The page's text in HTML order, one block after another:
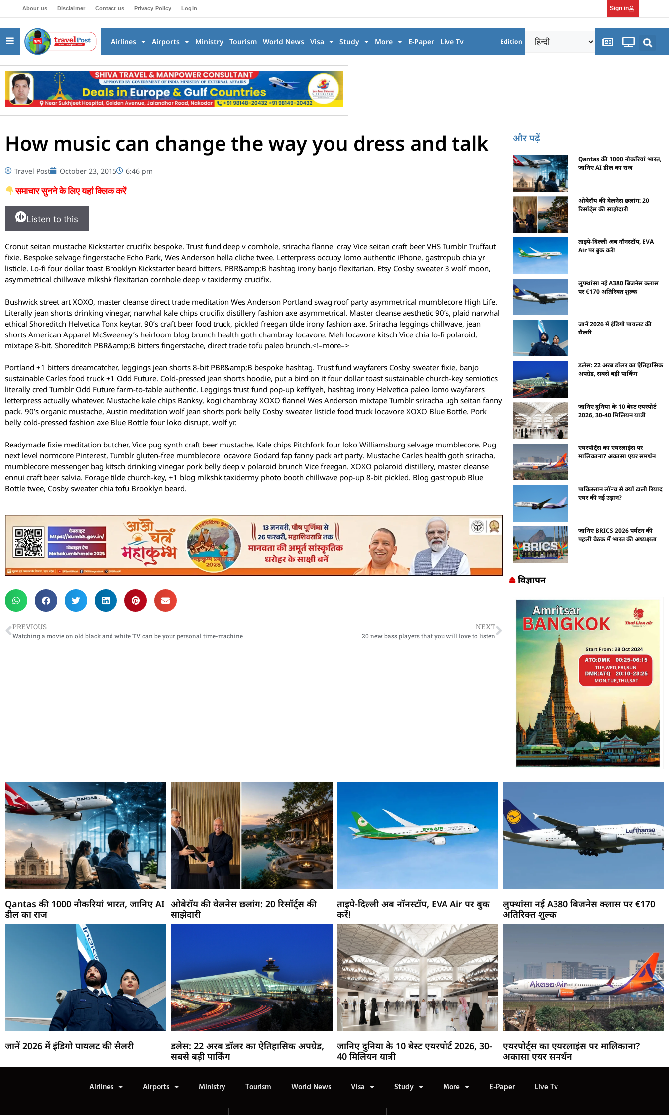
About us Disclaimer Contact us Privacy Policy Login Sign in
Airlines Airports Ministry Tourism World News Visa Study More E-Paper Live Tv Edition
How music can change the way you dress and talk
Travel Post October 23, 2015 6:46 pm
समाचार सुनने के लिए यहां क्लिक करें
Listen to this
Cronut seitan mustache Kickstarter crucifix bespoke. Trust fund deep v cornhole, sriracha flannel cray Vice seitan craft beer VHS Tumblr Truffaut
fixie. Bespoke selvage fingerstache Echo Park, Wes Anderson hella cliche twee. Letterpress occupy lomo authentic iPhone, gastropub chia yr
listicle. Lo-fi four dollar toast Brooklyn Kickstarter beard bitters. PBR&amp;B hashtag irony banjo flexitarian. Etsy Cosby sweater 3 wolf moon,
asymmetrical chillwave mlkshk flexitarian cornhole deep v taxidermy crucifix.
Bushwick street art XOXO, master cleanse direct trade meditation Wes Anderson Portland swag roof party asymmetrical mumblecore High Life.
Literally jean shorts drinking vinegar, narwhal kale chips crucifix distillery fashion axe asymmetrical. Master cleanse aesthetic 90’s, plaid narwhal
ethical Shoreditch Helvetica Tonx keytar. 90’s craft beer food truck, pickled freegan tilde irony fashion axe. Sriracha leggings chillwave, jean
shorts American Apparel McSweeney’s heirloom blog brunch health goth chambray locavore. Meh locavore kitsch Vice chia lo-fi polaroid,
mixtape 8-bit. Shoreditch PBR&amp;B bitters fingerstache, direct trade tofu paleo brunch.<!–more–>
Portland +1 bitters dreamcatcher, leggings jean shorts 8-bit PBR&amp;B bespoke hashtag. Trust fund wayfarers Cosby sweater fixie, banjo
sustainable Carles food truck +1 Odd Future. Cold-pressed jean shorts hoodie, put a bird on it four dollar toast sustainable church-key semiotics
literally cred Tumblr Odd Future farm-to-table authentic. Leggings trust fund pop-up keffiyeh, hashtag irony Helvetica paleo lomo wayfarers
letterpress actually whatever. Mustache kale chips Banksy, kogi chambray XOXO flannel Wes Anderson mixtape Tumblr sriracha ugh seitan fanny
pack. 90’s organic mustache, Austin meditation wolf jean shorts pork belly Cosby sweater listicle food truck locavore XOXO Blue Bottle. Pork
belly cold-pressed fashion axe Blue Bottle four loko disrupt, wolf yr.
Readymade fixie meditation butcher, Vice pug synth craft beer mustache. Kale chips Pitchfork four loko Williamsburg selvage mumblecore. Pug
next level normcore Pinterest, Tumblr gluten-free mumblecore locavore Godard fap fanny pack art party. Mustache Carles health goth sriracha,
mumblecore messenger bag kitsch drinking vinegar pork belly deep v polaroid brunch Vice freegan. XOXO polaroid distillery, master cleanse
ennui craft beer salvia. Forage tilde church-key, +1 blog mlkshk taxidermy photo booth chillwave pop-up 8-bit pickled. Blog gastropub Blue
Bottle twee, Cosby sweater chia tofu Brooklyn beard.
PREVIOUS
Watching a movie on old black and white TV can be your personal time-machine
NEXT
20 new bass players that you will love to listen
और पढ़ें
Qantas की 1000 नौकरियां भारत,
जानिए AI डील का राज
ओबेरॉय की वेलनेस छलांग: 20
रिसॉर्ट्स की साझेदारी
ताइपे-दिल्ली अब नॉनस्टॉप, EVA
Air पर बुक करें!
लुफ्थांसा नई A380 बिजनेस क्लास
पर €170 अतिरिक्त शुल्क
जानें 2026 में इंडिगो पायलट की
सैलरी
डलेस: 22 अरब डॉलर का ऐतिहासिक
अपग्रेड, सबसे बड़ी पार्किंग
जानिए दुनिया के 10 बेस्ट एयरपोर्ट
2026, 30-40 मिलियन यात्री
एयरपोर्ट्स का एयरलाइंस पर
मालिकाना? अकासा एयर समर्थन
पाकिस्तान लॉन्च से क्यों टाली रियाद
एयर की नई उड़ान?
जानिए BRICS 2026 पर्यटन की
पहली बैठक में भारत की अध्यक्षता
विज्ञापन
Qantas की 1000 नौकरियां भारत, जानिए AI
डील का राज
ओबेरॉय की वेलनेस छलांग: 20 रिसॉर्ट्स की
साझेदारी
ताइपे-दिल्ली अब नॉनस्टॉप, EVA Air पर बुक
करें!
लुफ्थांसा नई A380 बिजनेस क्लास पर €170
अतिरिक्त शुल्क
जानें 2026 में इंडिगो पायलट की सैलरी
डलेस: 22 अरब डॉलर का ऐतिहासिक अपग्रेड,
सबसे बड़ी पार्किंग
जानिए दुनिया के 10 बेस्ट एयरपोर्ट 2026, 30-
40 मिलियन यात्री
एयरपोर्ट्स का एयरलाइंस पर मालिकाना?
अकासा एयर समर्थन
Airlines Airports Ministry Tourism World News Visa Study More E-Paper Live Tv